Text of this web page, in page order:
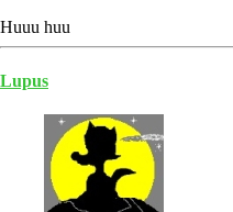
Huuu huu
Lupus